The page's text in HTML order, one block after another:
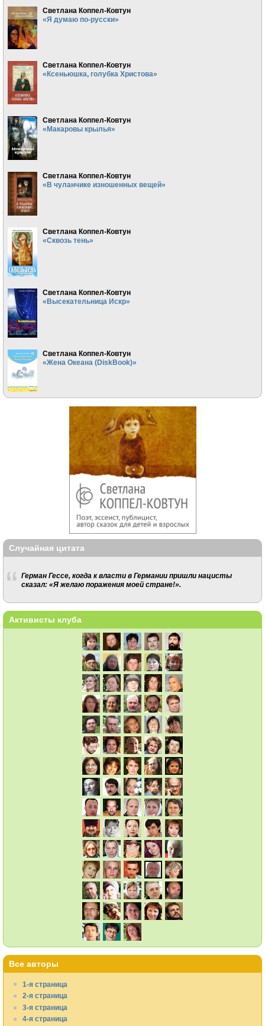
Светлана Коппел-Ковтун
«Я думаю по-русски»
Светлана Коппел-Ковтун
«Ксеньюшка, голубка Христова»
Светлана Коппел-Ковтун
«Макаровы крылья»
Светлана Коппел-Ковтун
«В чуланчике изношенных вещей»
Светлана Коппел-Ковтун
«Сквозь тень»
Светлана Коппел-Ковтун
«Высекательница Искр»
Светлана Коппел-Ковтун
«Жена Океана (DiskBook)»
Случайная цитата
Герман Гессе, когда к власти в Германии пришли нацисты
сказал: «Я желаю поражения моей стране!».
Активисты клуба
Все авторы
1-я страница
2-я страница
3-я страница
4-я страница